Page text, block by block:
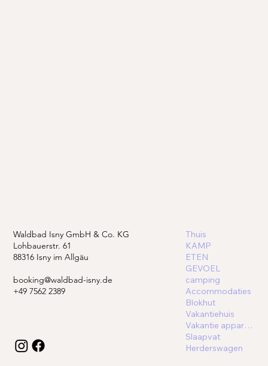
Waldbad Isny GmbH & Co. KG
Lohbauerstr. 61
88316 Isny im Allgäu
booking@waldbad-isny.de
+49 7562 2389
Thuis
KAMP
ETEN
GEVOEL
camping
Accommodaties
Blokhut
Vakantiehuis
Vakantie appartement
Slaapvat
Herderswagen